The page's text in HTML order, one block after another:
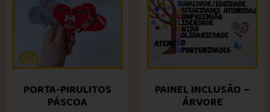
PORTA-PIRULITOS
PÁSCOA
PAINEL INCLUSÃO –
ÁRVORE